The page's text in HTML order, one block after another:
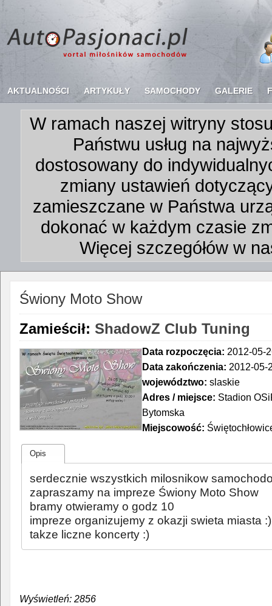
AKTUALNOŚCI ARTYKUŁY SAMOCHODY GALERIE
W ramach naszej witryny
Państwu usług na
dostosowany do
zmiany ustawień
zamieszczane w Państwa
dokonać w każdym czasie
Więcej szczegółów w
Świony Moto Show
Zamieścił: ShadowZ Club Tuning
Data rozpoczęcia: 2012-05-
Data zakończenia: 2012-05-
województwo: slaskie
Adres / miejsce: Stadion
Bytomska
Miejscowość:
Opis
serdecznie wszystkich milosnikow
zapraszamy na impreze Świony Moto Show
bramy otwieramy o godz 10
impreze organizujemy z okazji swieta miasta
takze liczne koncerty :)
Wyświetleń: 2856